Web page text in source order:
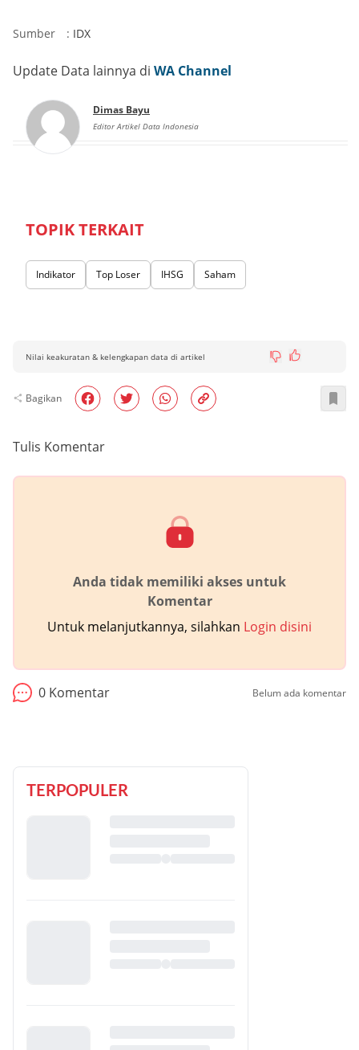
Sumber : IDX
Update Data lainnya di WA Channel
Dimas Bayu
Editor Artikel Data Indonesia
TOPIK TERKAIT
Indikator Top Loser IHSG Saham
Nilai keakuratan & kelengkapan data di artikel
Bagikan
Tulis Komentar
Anda tidak memiliki akses untuk
Komentar
Untuk melanjutkannya, silahkan Login disini
0 Komentar Belum ada komentar
TERPOPULER